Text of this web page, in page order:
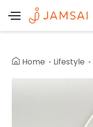
Home Lifestyle